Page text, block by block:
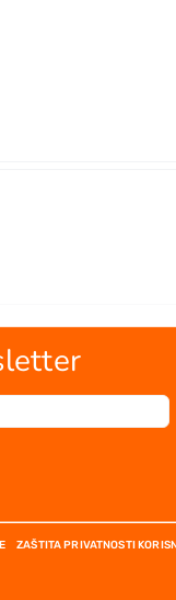
ZAŠTITA PRIVATNOSTI